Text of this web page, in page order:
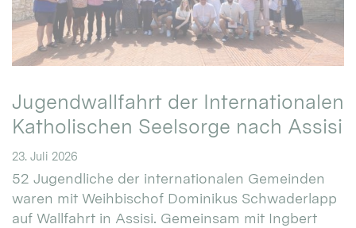
Jugendwallfahrt der Internationalen
Katholischen Seelsorge nach Assisi
23. Juli 2026
52 Jugendliche der internationalen Gemeinden
waren mit Weihbischof Dominikus Schwaderlapp
auf Wallfahrt in Assisi. Gemeinsam mit Ingbert